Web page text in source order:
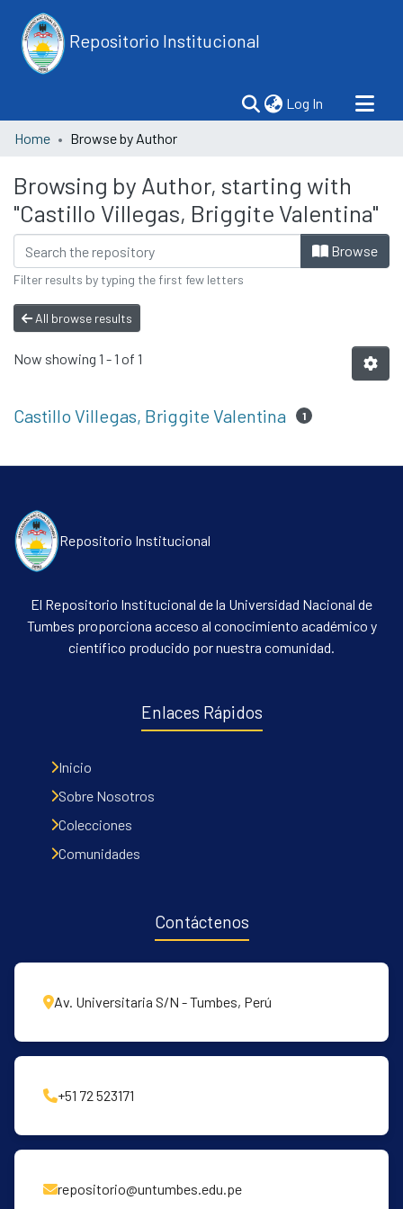
Repositorio Institucional
Log In (current)
Communities & Collections
All of DSpace
Home Browse by Author
Browsing by Author, starting with
"Castillo Villegas, Briggite Valentina"
Browse
Filter results by typing the first few letters
All browse results
Now showing 1 - 1 of 1
Castillo Villegas, Briggite Valentina 1
Repositorio Institucional
El Repositorio Institucional de la Universidad Nacional de
Tumbes proporciona acceso al conocimiento académico y
científico producido por nuestra comunidad.
Enlaces Rápidos
Inicio
Sobre Nosotros
Colecciones
Comunidades
Contáctenos
Av. Universitaria S/N - Tumbes, Perú
+51 72 523171
repositorio@untumbes.edu.pe